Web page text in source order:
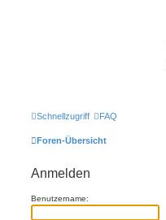
Schnellzugriff FAQ
Foren-Übersicht
Anmelden
Benutzername: